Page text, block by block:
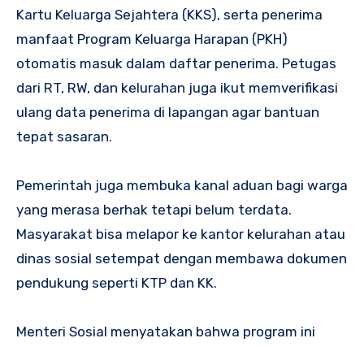
Kartu Keluarga Sejahtera (KKS), serta penerima
manfaat Program Keluarga Harapan (PKH)
otomatis masuk dalam daftar penerima. Petugas
dari RT, RW, dan kelurahan juga ikut memverifikasi
ulang data penerima di lapangan agar bantuan
tepat sasaran.
Pemerintah juga membuka kanal aduan bagi warga
yang merasa berhak tetapi belum terdata.
Masyarakat bisa melapor ke kantor kelurahan atau
dinas sosial setempat dengan membawa dokumen
pendukung seperti KTP dan KK.
Menteri Sosial menyatakan bahwa program ini